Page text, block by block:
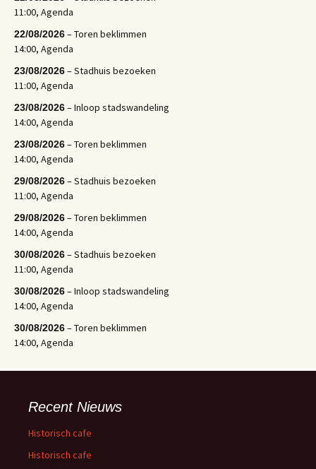
11:00, Agenda
22/08/2026– Toren beklimmen
14:00, Agenda
23/08/2026– Stadhuis bezoeken
11:00, Agenda
23/08/2026– Inloop stadswandeling
14:00, Agenda
23/08/2026– Toren beklimmen
14:00, Agenda
29/08/2026– Stadhuis bezoeken
11:00, Agenda
29/08/2026– Toren beklimmen
14:00, Agenda
30/08/2026– Stadhuis bezoeken
11:00, Agenda
30/08/2026– Inloop stadswandeling
14:00, Agenda
30/08/2026– Toren beklimmen
14:00, Agenda
Recent Nieuws
Historisch cafe
Historisch cafe